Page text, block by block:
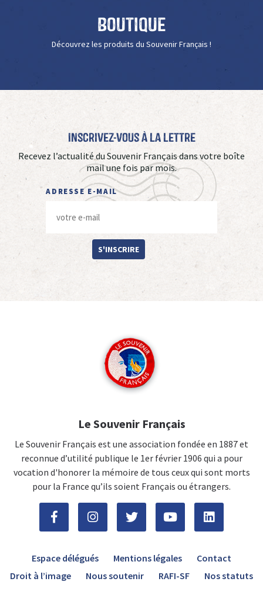
Boutique
Découvrez les produits du Souvenir Français !
Inscrivez-vous à La Lettre
Recevez l’actualité du Souvenir Français dans votre boîte
mail une fois par mois.
ADRESSE E-MAIL
S'INSCRIRE
Le Souvenir Français
Le Souvenir Français est une association fondée en 1887 et
reconnue d’utilité publique le 1er février 1906 qui a pour
vocation d'honorer la mémoire de tous ceux qui sont morts
pour la France qu’ils soient Français ou étrangers.
Espace délégués Mentions légales
Contact
Droit à l’image
Nous soutenir RAFI-SF Nos statuts